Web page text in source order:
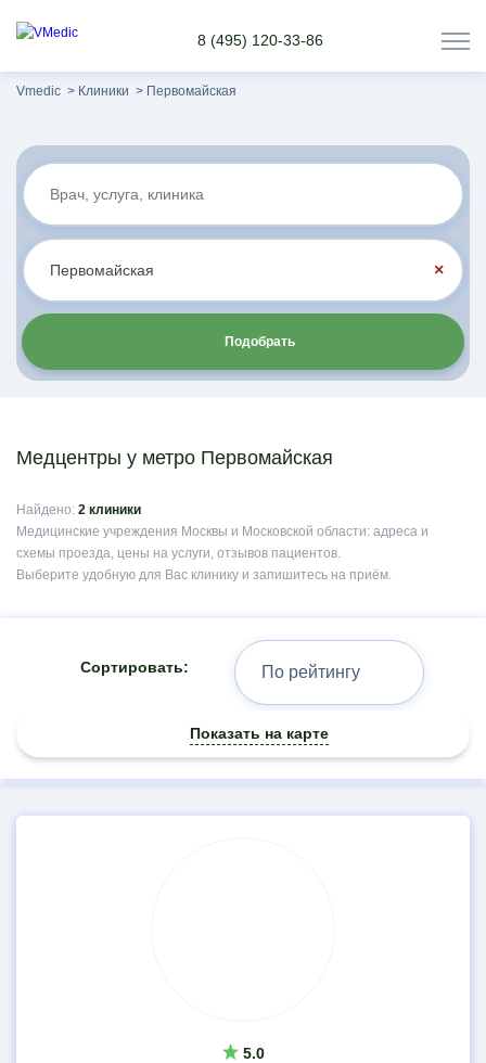
8 (495) 120-33-86
Vmedic Клиники Первомайская
×
Подобрать
Медцентры у метро Первомайская
Найдено: 2 клиники
Медицинские учреждения Москвы и Московской области: адреса и
схемы проезда, цены на услуги, отзывов пациентов.
Выберите удобную для Вас клинику и запишитесь на приём.
Сортировать:
Показать на карте
5.0